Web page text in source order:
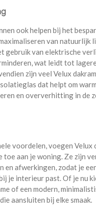
ook helpen bij het
van natuurlijk
gebruik van elektrische
wat leidt tot
zijn veel Velux
dat helpt om
en oververhitting in de
voordelen, voegen Velux
toe aan je woning. Ze zijn
en afwerkingen, zodat je
je interieur past. Of je nu
of een modern,
aansluiten bij elke smaak.